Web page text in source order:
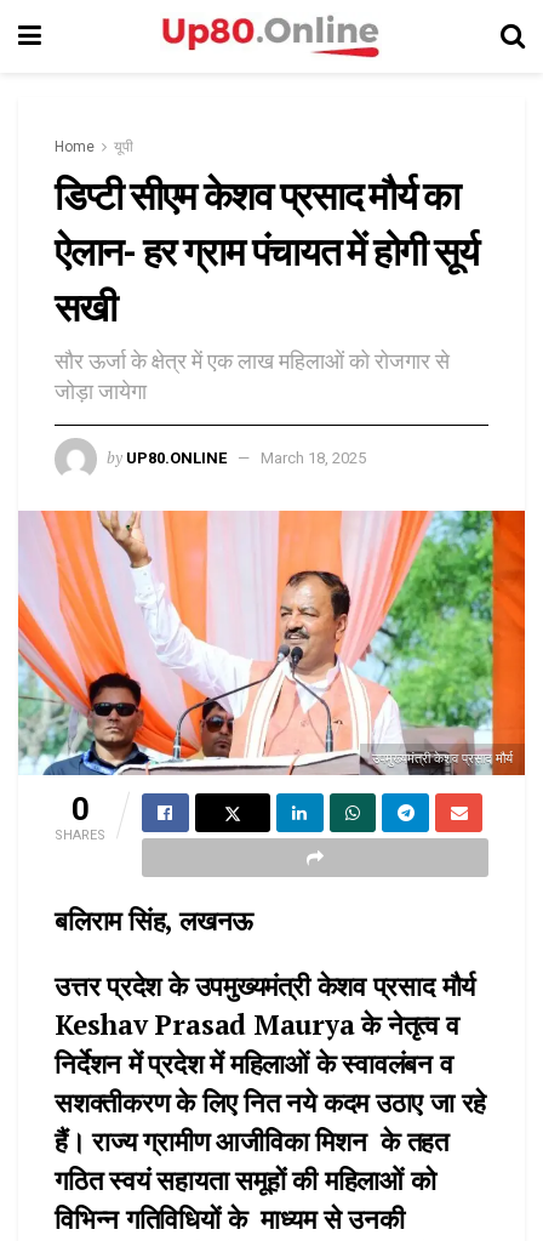
Home यूपी
डिप्टी सीएम केशव प्रसाद मौर्य का
ऐलान- हर ग्राम पंचायत में होगी सूर्य
सखी
सौर ऊर्जा के क्षेत्र में एक लाख महिलाओं को रोजगार से
जोड़ा जायेगा
by UP80.ONLINE March 18, 2025
उपमुख्यमंत्री केशव प्रसाद मौर्य
0
SHARES
बलिराम सिंह, लखनऊ
उत्तर प्रदेश के उपमुख्यमंत्री केशव प्रसाद मौर्य
Keshav Prasad Maurya के नेतृत्व व
निर्देशन में प्रदेश में महिलाओं के स्वावलंबन व
सशक्तीकरण के लिए नित नये कदम उठाए जा रहे
हैं। राज्य ग्रामीण आजीविका मिशन के तहत
गठित स्वयं सहायता समूहों की महिलाओं को
विभिन्न गतिविधियों के माध्यम से उनकी